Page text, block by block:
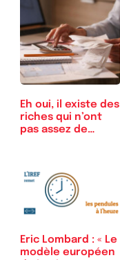
Eh oui, il existe des
riches qui n’ont
pas assez de…
Eric Lombard : « Le
modèle européen